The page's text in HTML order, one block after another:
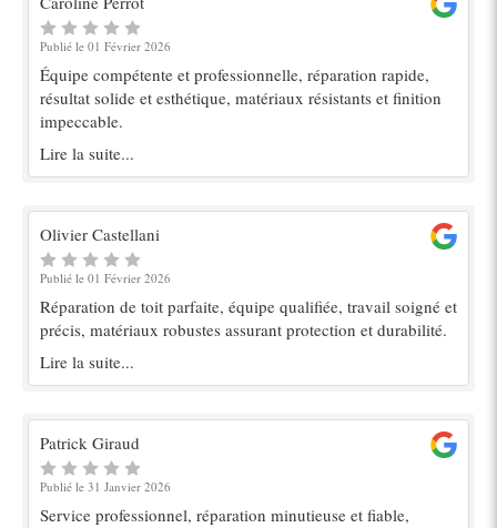
Publié le 01 Février 2026
Équipe compétente et professionnelle, réparation rapide,
résultat solide et esthétique, matériaux résistants et finition
impeccable.
Lire la suite...
Olivier Castellani
Publié le 01 Février 2026
Réparation de toit parfaite, équipe qualifiée, travail soigné et
précis, matériaux robustes assurant protection et durabilité.
Lire la suite...
Patrick Giraud
Publié le 31 Janvier 2026
Service professionnel, réparation minutieuse et fiable,